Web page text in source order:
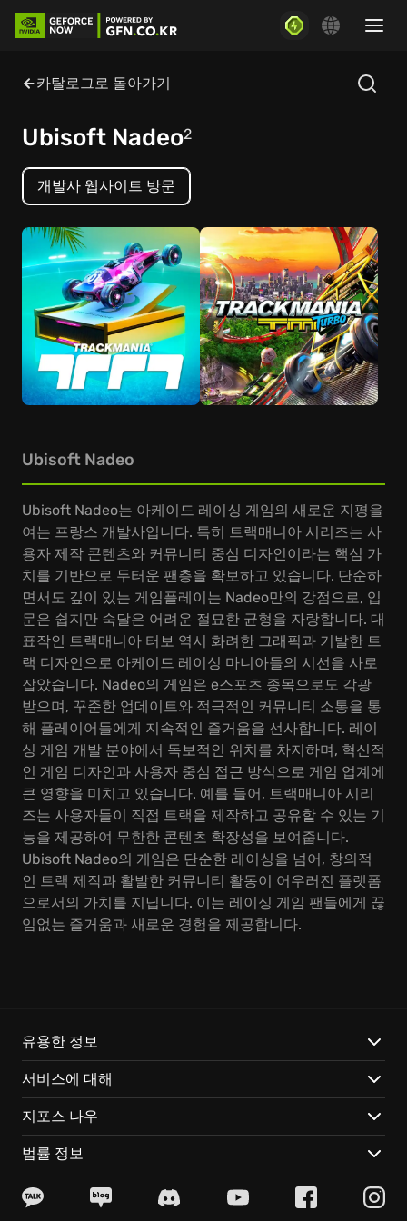
카탈로그로 돌아가기
Ubisoft Nadeo2
개발사 웹사이트 방문
Ubisoft Nadeo
Ubisoft Nadeo는 아케이드 레이싱 게임의 새로운 지평을
여는 프랑스 개발사입니다. 특히 트랙매니아 시리즈는 사
용자 제작 콘텐츠와 커뮤니티 중심 디자인이라는 핵심 가
치를 기반으로 두터운 팬층을 확보하고 있습니다. 단순하
면서도 깊이 있는 게임플레이는 Nadeo만의 강점으로, 입
문은 쉽지만 숙달은 어려운 절묘한 균형을 자랑합니다. 대
표작인 트랙매니아 터보 역시 화려한 그래픽과 기발한 트
랙 디자인으로 아케이드 레이싱 마니아들의 시선을 사로
잡았습니다. Nadeo의 게임은 e스포츠 종목으로도 각광
받으며, 꾸준한 업데이트와 적극적인 커뮤니티 소통을 통
해 플레이어들에게 지속적인 즐거움을 선사합니다. 레이
싱 게임 개발 분야에서 독보적인 위치를 차지하며, 혁신적
인 게임 디자인과 사용자 중심 접근 방식으로 게임 업계에
큰 영향을 미치고 있습니다. 예를 들어, 트랙매니아 시리
즈는 사용자들이 직접 트랙을 제작하고 공유할 수 있는 기
능을 제공하여 무한한 콘텐츠 확장성을 보여줍니다.
Ubisoft Nadeo의 게임은 단순한 레이싱을 넘어, 창의적
인 트랙 제작과 활발한 커뮤니티 활동이 어우러진 플랫폼
으로서의 가치를 지닙니다. 이는 레이싱 게임 팬들에게 끊
임없는 즐거움과 새로운 경험을 제공합니다.
유용한 정보
서비스에 대해
지포스 나우
법률 정보